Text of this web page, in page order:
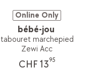
Online Only
bébé-jou
tabouret marchepied
Zewi Acc
CHF 1395